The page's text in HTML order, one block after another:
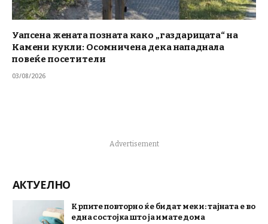
Уапсена жената позната како „газдарицата“ на
Камени кукли: Осомничена дека нападнала
повеќе посетители
03/08/2026
Advertisement
АКТУЕЛНО
Крпите повторно ќе бидат меки: тајната е во
една состојка што ја имате дома